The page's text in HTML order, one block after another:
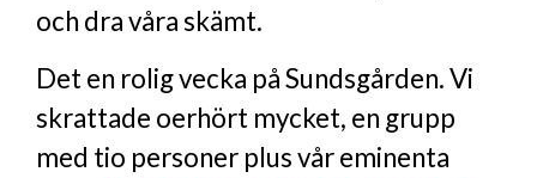
och dra våra skämt.
Det en rolig vecka på Sundsgården. Vi
skrattade oerhört mycket, en grupp
med tio personer plus vår eminenta